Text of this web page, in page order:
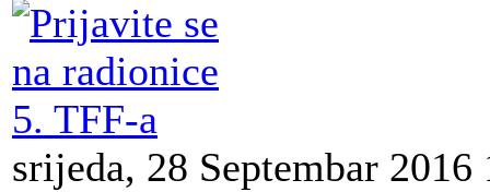
srijeda, 28 Septembar 2016